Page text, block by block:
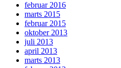
februar 2016
marts 2015
februar 2015
oktober 2013
juli 2013
april 2013
marts 2013